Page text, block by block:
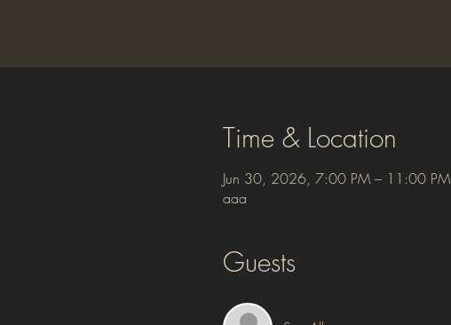
Time & Location
Jun 30, 2026, 7:00 PM – 11:00 PM
aaa
Guests